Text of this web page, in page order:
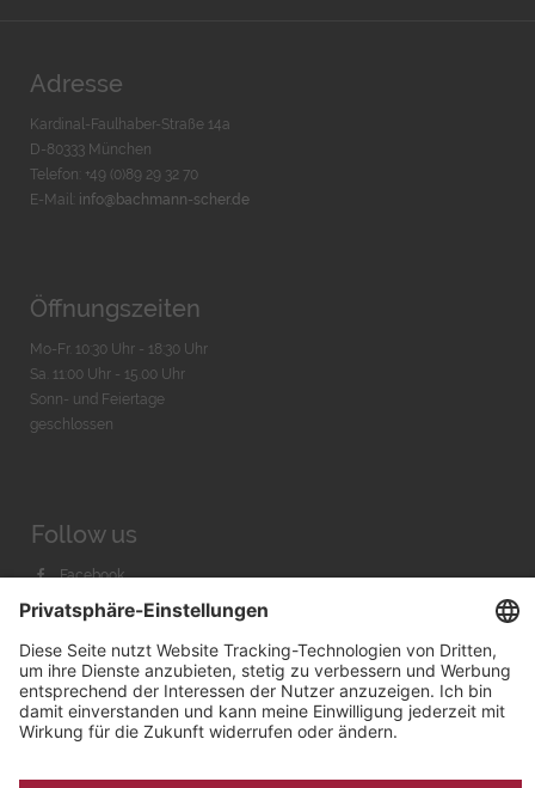
Adresse
Kardinal-Faulhaber-Straße 14a
D-80333 München
Telefon: +49 (0)89 29 32 70
E-Mail: info@bachmann-scher.de
Öffnungszeiten
Mo-Fr. 10:30 Uhr - 18:30 Uhr
Sa. 11:00 Uhr - 15.00 Uhr
Sonn- und Feiertage
geschlossen
Follow us
Facebook
Instagram
Youtube